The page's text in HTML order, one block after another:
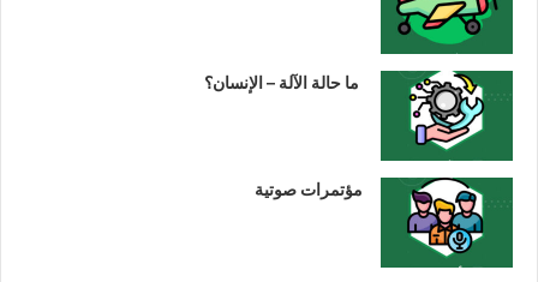
ما حالة الآلة – الإنسان؟
مؤتمرات صوتية